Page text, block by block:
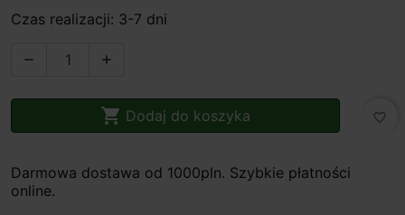
Czas realizacji: 3-7 dni
 
 Dodaj do koszyka favorite_border
Darmowa dostawa od 1000pln. Szybkie płatności
online.